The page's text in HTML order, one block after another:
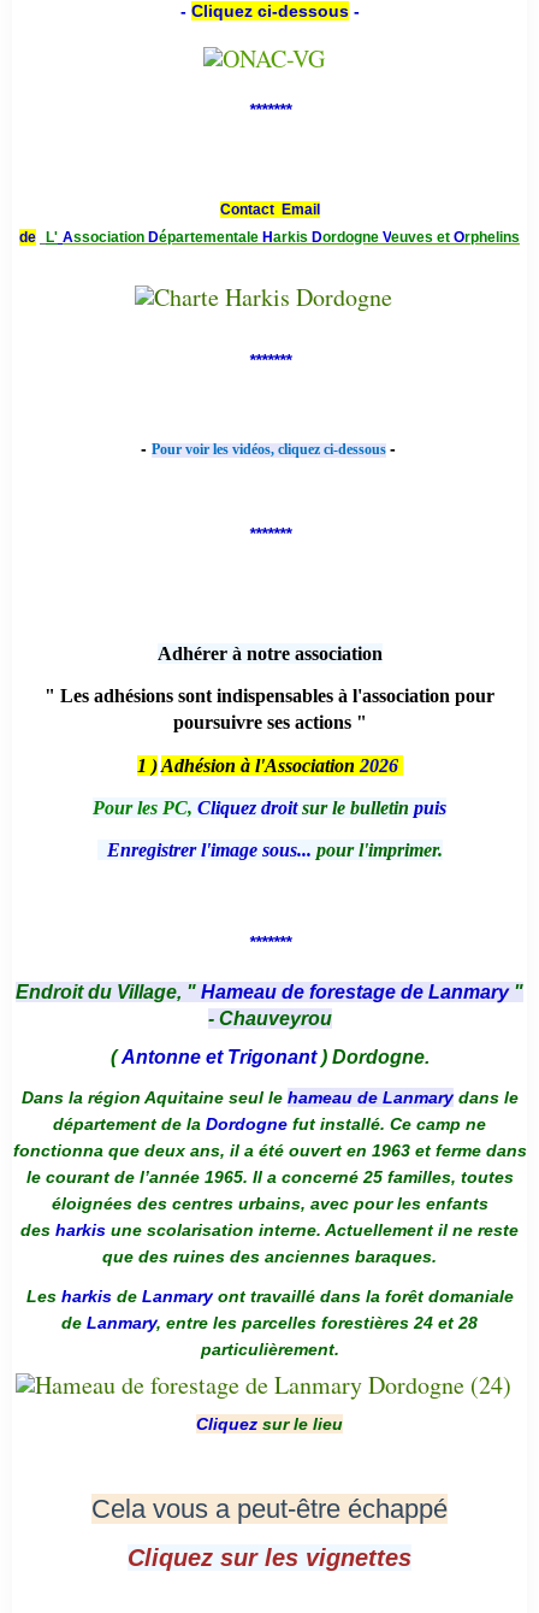
- Cliquez ci-dessous-
*******
Contact Email
de
L' Association Départementale Harkis Dordogne Veuves et Orphelins
*******
- Pour voir les vidéos, cliquez ci-dessous -
*******
Adhérer à notre association
" Les adhésions sont indispensables à l'association pour
poursuivre ses actions "
1 ) Adhésion à l'Association 2026
Pour les PC, Cliquez droitsur le bulletin puis
Enregistrer l'image sous... pour l'imprimer.
*******
Endroit du Village, " Hameau de forestage de Lanmary "
- Chauveyrou
(Antonne et Trigonant) Dordogne.
Dans la région Aquitaine seul le hameau de Lanmarydans le
département de la Dordogne fut installé. Ce camp ne
fonctionna que deux ans, il a été ouvert en 1963 et ferme dans
le courant de l’année 1965. Il a concerné 25 familles, toutes
éloignées des centres urbains, avec pour les enfants
des harkis une scolarisation interne. Actuellement il ne reste
que des ruines des anciennes baraques.
Les harkis de Lanmaryont travaillé dans la forêt domaniale
de Lanmary, entre les parcelles forestières 24 et 28
particulièrement.
Cliquez sur le lieu
Cela vous a peut-être échappé
Cliquez sur les vignettes